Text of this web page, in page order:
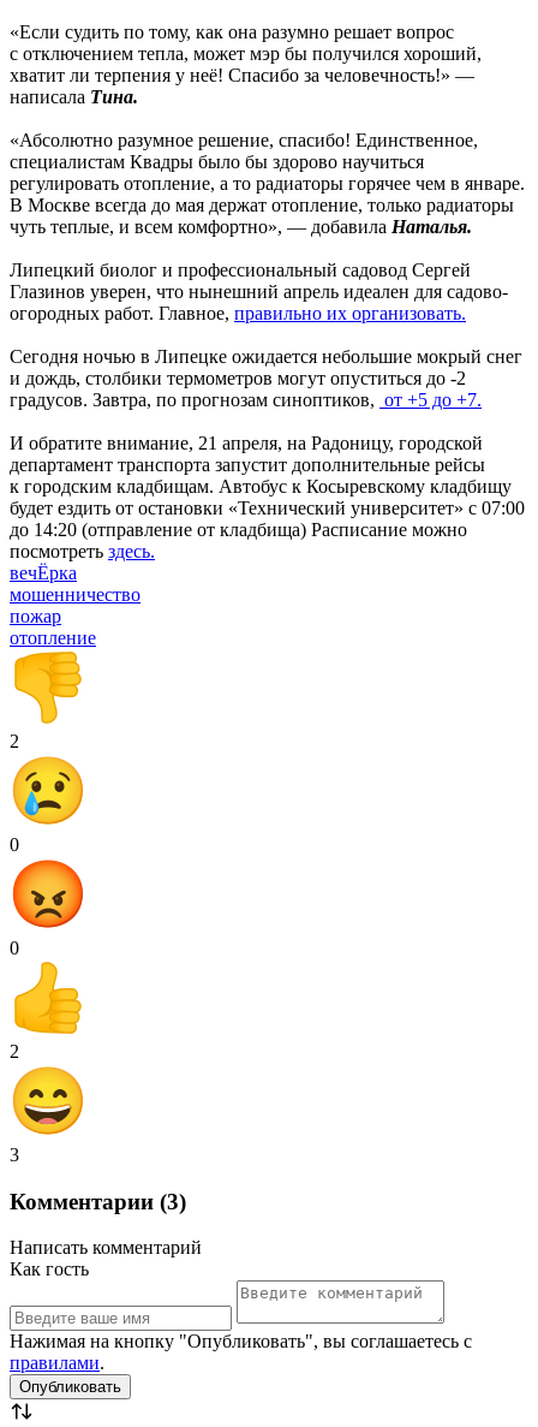
«Если судить по тому, как она разумно решает вопрос
с отключением тепла, может мэр бы получился хороший,
хватит ли терпения у неё! Спасибо за человечность!» —
написала Тина.
«Абсолютно разумное решение, спасибо! Единственное,
специалистам Квадры было бы здорово научиться
регулировать отопление, а то радиаторы горячее чем в январе.
В Москве всегда до мая держат отопление, только радиаторы
чуть теплые, и всем комфортно», — добавила Наталья.
Липецкий биолог и профессиональный садовод Сергей
Глазинов уверен, что нынешний апрель идеален для садово-
огородных работ. Главное, правильно их организовать.
Сегодня ночью в Липецке ожидается небольшие мокрый снег
и дождь, столбики термометров могут опуститься до -2
градусов. Завтра, по прогнозам синоптиков, от +5 до +7.
И обратите внимание, 21 апреля, на Радоницу, городской
департамент транспорта запустит дополнительные рейсы
к городским кладбищам. Автобус к Косыревскому кладбищу
будет ездить от остановки «Технический университет» с 07:00
до 14:20 (отправление от кладбища) Расписание можно
посмотреть здесь.
вечЁрка
мошенничество
пожар
отопление
2
0
0
2
3
Комментарии (3)
Написать комментарий
Как гость
Нажимая на кнопку "Опубликовать", вы соглашаетесь с
правилами.